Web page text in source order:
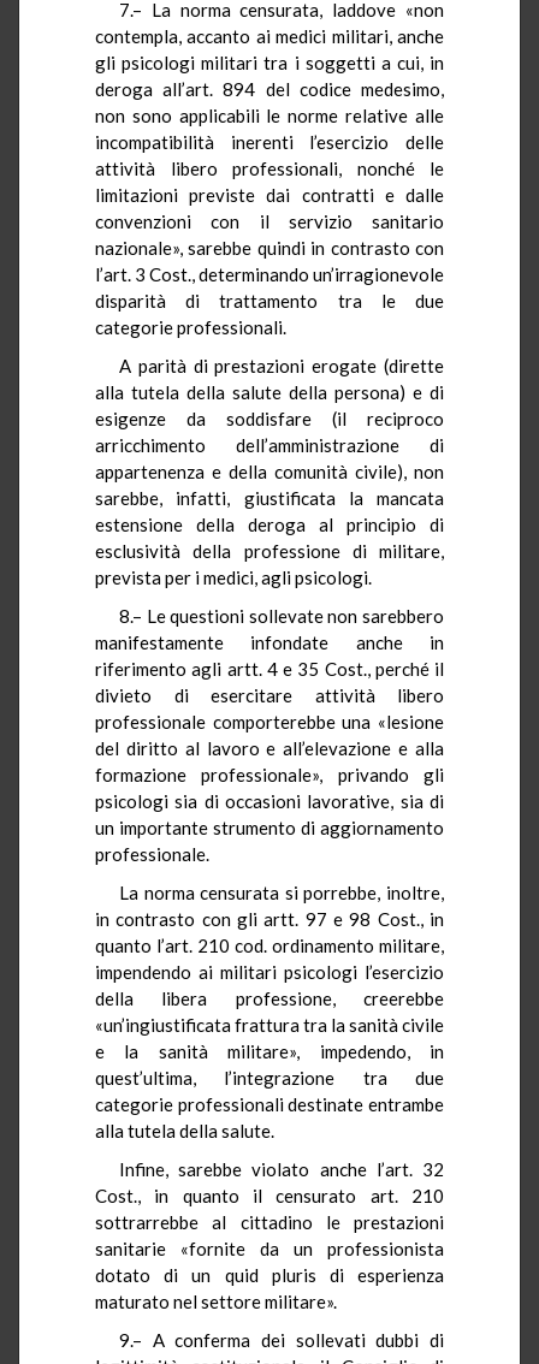
7.– La norma censurata, laddove «non
contempla, accanto ai medici militari, anche
gli psicologi militari tra i soggetti a cui, in
deroga all’art. 894 del codice medesimo,
non sono applicabili le norme relative alle
incompatibilità inerenti l’esercizio delle
attività libero professionali, nonché le
limitazioni previste dai contratti e dalle
convenzioni con il servizio sanitario
nazionale», sarebbe quindi in contrasto con
l’art. 3 Cost., determinando un’irragionevole
disparità di trattamento tra le due
categorie professionali.
A parità di prestazioni erogate (dirette
alla tutela della salute della persona) e di
esigenze da soddisfare (il reciproco
arricchimento dell’amministrazione di
appartenenza e della comunità civile), non
sarebbe, infatti, giustificata la mancata
estensione della deroga al principio di
esclusività della professione di militare,
prevista per i medici, agli psicologi.
8.– Le questioni sollevate non sarebbero
manifestamente infondate anche in
riferimento agli artt. 4 e 35 Cost., perché il
divieto di esercitare attività libero
professionale comporterebbe una «lesione
del diritto al lavoro e all’elevazione e alla
formazione professionale», privando gli
psicologi sia di occasioni lavorative, sia di
un importante strumento di aggiornamento
professionale.
La norma censurata si porrebbe, inoltre,
in contrasto con gli artt. 97 e 98 Cost., in
quanto l’art. 210 cod. ordinamento militare,
impendendo ai militari psicologi l’esercizio
della libera professione, creerebbe
«un’ingiustificata frattura tra la sanità civile
e la sanità militare», impedendo, in
quest’ultima, l’integrazione tra due
categorie professionali destinate entrambe
alla tutela della salute.
Infine, sarebbe violato anche l’art. 32
Cost., in quanto il censurato art. 210
sottrarrebbe al cittadino le prestazioni
sanitarie «fornite da un professionista
dotato di un quid pluris di esperienza
maturato nel settore militare».
9.– A conferma dei sollevati dubbi di